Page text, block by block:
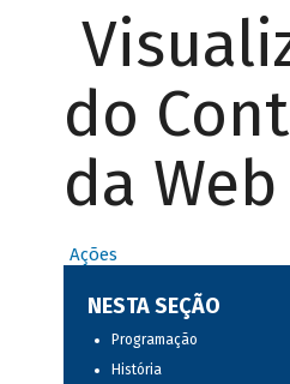
do
da Web
Ações
NESTA SEÇÃO
Programação
História